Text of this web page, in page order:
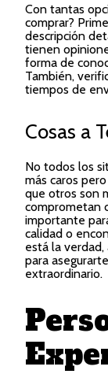
Con tantas
comprar?
descripción
tienen
forma de
También,
tiempos de
Cosas a
No todos los
más caros
que otros son
comprometan
importante
calidad o
está la verdad,
para
extraordinario.